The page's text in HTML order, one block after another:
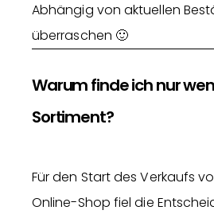
Abhängig von aktuellen
überraschen 🙂
Warum finde ich nur
Sortiment?
Für den Start des Verkaufs
Online-Shop fiel die